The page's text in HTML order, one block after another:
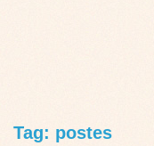
Tag: postes